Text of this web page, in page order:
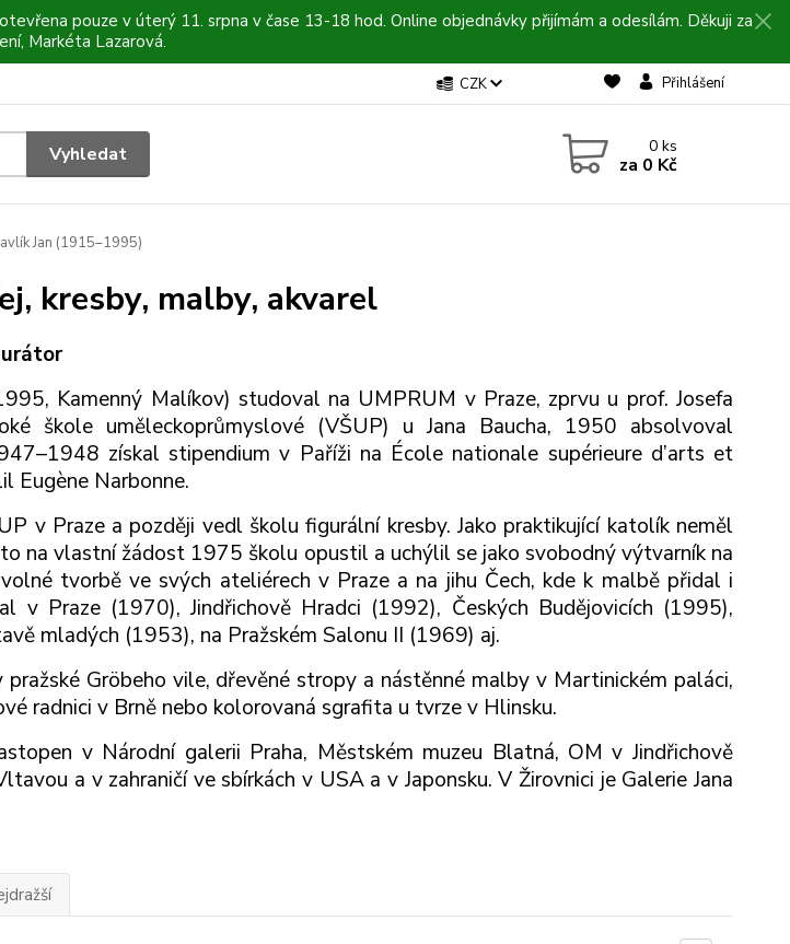
pouze v úterý 11. srpna v čase 13-18 hod. Online objednávky přijímám a odesílám. Děkuji za
Markéta Lazarová.
CZK Přihlášení
Vyhledat 0ks
za 0 Kč
Jan (1915–1995)
kresby, malby, akvarel
Kamenný Malíkov) studoval na UMPRUM v Praze, zprvu u prof. Josefa
škole uměleckoprůmyslové (VŠUP) u Jana Baucha, 1950 absolvoval
získal stipendium v Paříži na École nationale supérieure d’arts et
Eugène Narbonne.
v Praze a později vedl školu figurální kresby. Jako praktikující katolík neměl
na vlastní žádost 1975 školu opustil a uchýlil se jako svobodný výtvarník na
tvorbě ve svých ateliérech v Praze a na jihu Čech, kde k malbě přidal i
v Praze (1970), Jindřichově Hradci (1992), Českých Budějovicích (1995),
mladých (1953), na Pražském Salonu II (1969) aj.
Gröbeho vile, dřevěné stropy a nástěnné malby v Martinickém paláci,
radnici v Brně nebo kolorovaná sgrafita u tvrze v Hlinsku.
v Národní galerii Praha, Městském muzeu Blatná, OM v Jindřichově
a v zahraničí ve sbírkách v USA a v Japonsku. V Žirovnici je Galerie Jana